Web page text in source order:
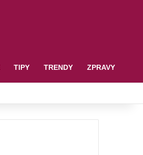
TIPY TRENDY ZPRAVY